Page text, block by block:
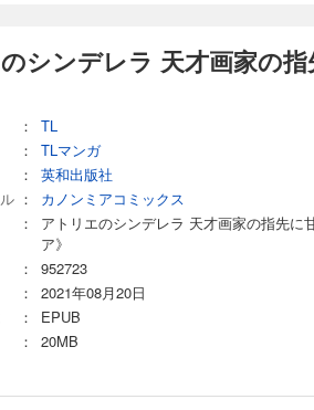
シンデレラ 天才画家の
：
TL
：
TLマンガ
：
英和出版社
：
カノンミアコミックス
：
アトリエのシンデレラ 天才画家の指先に
ア》
：
952723
：
2021年08月20日
：
EPUB
： 20MB